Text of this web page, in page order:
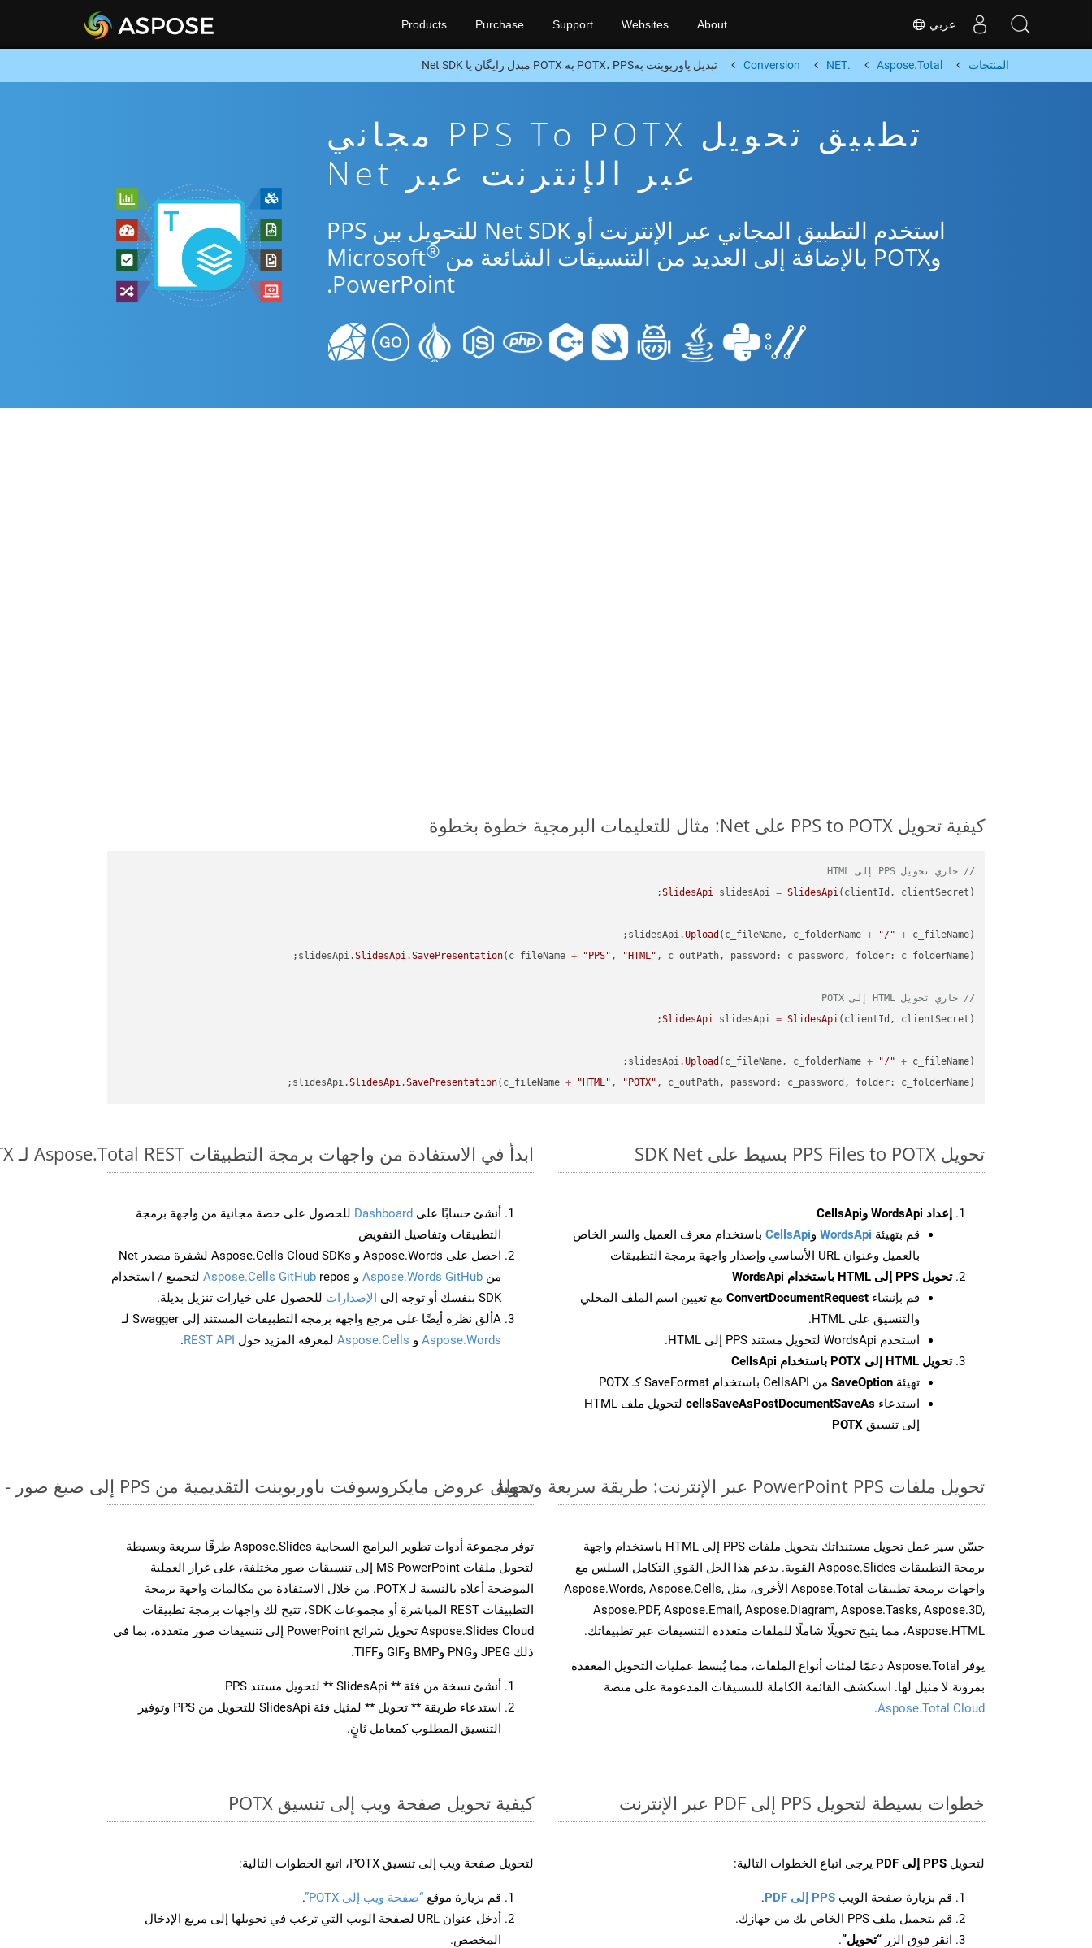
عربي Products Purchase Support Websites About
المنتجات Aspose.Total
.NET
Conversion تبدیل پاورپوینت بهPOTX، PPS به POTX مبدل رایگان یا Net SDK
تطبيق تحويل PPS To POTX مجاني
عبر الإنترنت عبر Net
استخدم التطبيق المجاني عبر الإنترنت أو Net SDK للتحويل بين PPS
وPOTX بالإضافة إلى العديد من التنسيقات الشائعة من Microsoft
®
PowerPoint.
كيفية تحويل PPS to POTX على Net: مثال للتعليمات البرمجية خطوة بخطوة
// جاري تحويل PPS إلى HTML
SlidesApi slidesApi = SlidesApi
slidesApi.Upload (c_fileName, c_folderName + "/" +
slidesApi.SlidesApi.SavePresentation(c_fileName + "PPS" , "HTML"
// جاري تحويل HTML إلى POTX
SlidesApi slidesApi = SlidesApi
slidesApi.Upload (c_fileName, c_folderName + "/" +
slidesApi.SlidesApi.SavePresentation(c_fileName + "HTML" , "POTX" , c_outPath, password: c_password, folder: c_folderName);
تحويل PPS Files to POTX بسيط على SDK Net
إعداد WordsApi وCellsApi
قم بتهيئة WordsApi وCellsApi باستخدام معرف العميل والسر الخاص
بالعميل وعنوان URL الأساسي وإصدار واجهة برمجة التطبيقات
تحويل PPS إلى HTML باستخدام WordsApi
قم بإنشاء ConvertDocumentRequest مع تعيين اسم الملف المحلي
والتنسيق على HTML.
استخدم WordsApi لتحويل مستند PPS إلى HTML.
تحويل HTML إلى POTX باستخدام CellsApi
تهيئة SaveOption من CellsAPI باستخدام SaveFormat كـ POTX
استدعاء cellsSaveAsPostDocumentSaveAs
لتحويل ملف HTML
إلى تنسيق POTX
ابدأ في الاستفادة من واجهات برمجة التطبيقات Aspose.Total REST لـ PPS to POTX
أنشئ حسابًا على Dashboard للحصول على حصة مجانية من واجهة برمجة
التطبيقات وتفاصيل التفويض
احصل على Aspose.Words و Aspose.Cells Cloud SDKs لشفرة مصدر Net
من Aspose.Words GitHub و Aspose.Cells GitHub repos لتجميع / استخدام
SDK بنفسك أو توجه إلى
الإصدارات للحصول على خيارات تنزيل بديلة.
Aألق نظرة أيضًا على مرجع واجهة برمجة التطبيقات المستند إلى Swagger لـ
Aspose.Words و Aspose.Cells لمعرفة المزيد حول REST API
.
تحويل ملفات PowerPoint PPS عبر الإنترنت: طريقة سريعة وسهلة
حسّن سير عمل تحويل مستنداتك بتحويل ملفات PPS إلى HTML باستخدام واجهة
برمجة التطبيقات Aspose.Slides القوية. يدعم هذا الحل القوي التكامل السلس مع
واجهات برمجة تطبيقات Aspose.Total الأخرى، مثل Aspose.Words, Aspose.Cells,
Aspose.PDF, Aspose.Email, Aspose.Diagram, Aspose.Tasks, Aspose.3D,
Aspose.HTML، مما يتيح تحويلًا شاملًا للملفات متعددة التنسيقات عبر تطبيقاتك.
يوفر Aspose.Total دعمًا لمئات أنواع الملفات، مما يُبسط عمليات التحويل المعقدة
بمرونة لا مثيل لها. استكشف القائمة الكاملة للتنسيقات المدعومة على منصة
Aspose.Total Cloud
.
تحويل عروض مايكروسوفت باوربوينت التقديمية من PPS إلى صيغ صور - دليل خطوة بخطوة
توفر مجموعة أدوات تطوير البرامج السحابية Aspose.Slides طرقًا سريعة وبسيطة
لتحويل ملفات MS PowerPoint إلى تنسيقات صور مختلفة، على غرار العملية
الموضحة أعلاه بالنسبة لـ POTX. من خلال الاستفادة من مكالمات واجهة برمجة
التطبيقات REST المباشرة أو مجموعات SDK، تتيح لك واجهات برمجة تطبيقات
Aspose.Slides Cloud تحويل شرائح PowerPoint إلى تنسيقات صور متعددة، بما في
ذلك JPEG وPNG وBMP وGIF وTIFF.
أنشئ نسخة من فئة ** SlidesApi ** لتحويل مستند PPS
استدعاء طريقة ** تحويل ** لمثيل فئة SlidesApi للتحويل من PPS وتوفير
التنسيق المطلوب كمعامل ثانٍ.
خطوات بسيطة لتحويل PPS إلى PDF عبر الإنترنت
لتحويل PPS إلى PDF يرجى اتباع الخطوات التالية:
قم بزيارة صفحة الويب PPS إلى PDF
.
قم بتحميل ملف PPS الخاص بك من جهازك.
انقر فوق الزر “تحويل”.
كيفية تحويل صفحة ويب إلى تنسيق POTX
لتحويل صفحة ويب إلى تنسيق POTX، اتبع الخطوات التالية:
قم بزيارة موقع “صفحة ويب إلى POTX”
.
أدخل عنوان URL لصفحة الويب التي ترغب في تحويلها إلى مربع الإدخال
المخصص.